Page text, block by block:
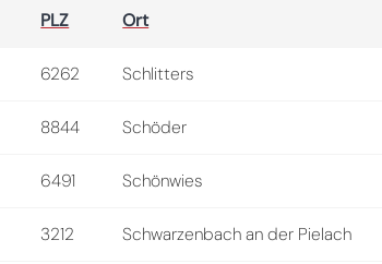
PLZ Ort
6262 Schlitters
8844 Schöder
6491 Schönwies
3212 Schwarzenbach an der Pielach